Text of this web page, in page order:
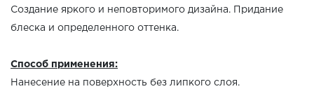
Создание яркого и неповторимого дизайна. Придание
блеска и определенного оттенка.
Способ применения:
Нанесение на поверхность без липкого слоя.